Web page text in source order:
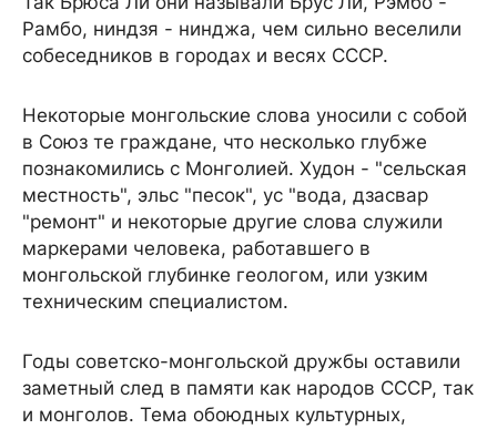
Рамбо, ниндзя - нинджа, чем сильно веселили
собеседников в городах и весях СССР.
Некоторые монгольские слова уносили с собой
в Союз те граждане, что несколько глубже
познакомились с Монголией. Худон - "сельская
местность", эльс "песок", ус "вода, дзасвар
"ремонт" и некоторые другие слова служили
маркерами человека, работавшего в
монгольской глубинке геологом, или узким
техническим специалистом.
Годы советско-монгольской дружбы оставили
заметный след в памяти как народов СССР, так
и монголов. Тема обоюдных культурных,